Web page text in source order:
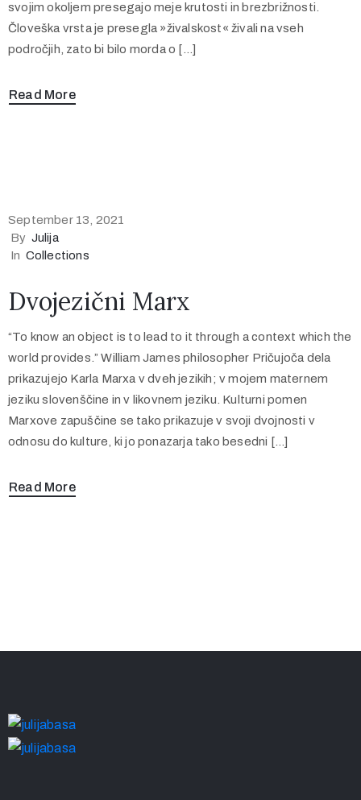
svojim okoljem presegajo meje krutosti in brezbrižnosti.
Človeška vrsta je presegla »živalskost« živali na vseh
področjih, zato bi bilo morda o […]
Read More
September 13, 2021
By Julija
In Collections
Dvojezični Marx
“To know an object is to lead to it through a context which the
world provides.” William James philosopher Pričujoča dela
prikazujejo Karla Marxa v dveh jezikih; v mojem maternem
jeziku slovenščine in v likovnem jeziku. Kulturni pomen
Marxove zapuščine se tako prikazuje v svoji dvojnosti v
odnosu do kulture, ki jo ponazarja tako besedni […]
Read More